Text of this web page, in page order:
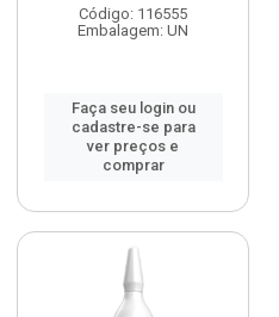
Código: 116555
Embalagem: UN
Faça seu login ou
cadastre-se para
ver preços e
comprar